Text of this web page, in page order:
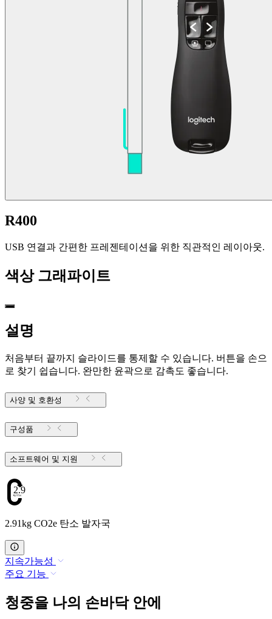
R400
USB 연결과 간편한 프레젠테이션을 위한 직관적인 레이아웃.
색상 그래파이트
설명
처음부터 끝까지 슬라이드를 통제할 수 있습니다. 버튼을 손으
로 찾기 쉽습니다. 완만한 윤곽으로 감촉도 좋습니다.
사양 및 호환성
구성품
소프트웨어 및 지원
2.91
2.91kg CO2e 탄소 발자국
지속가능성
주요 기능
청중을 나의 손바닥 안에